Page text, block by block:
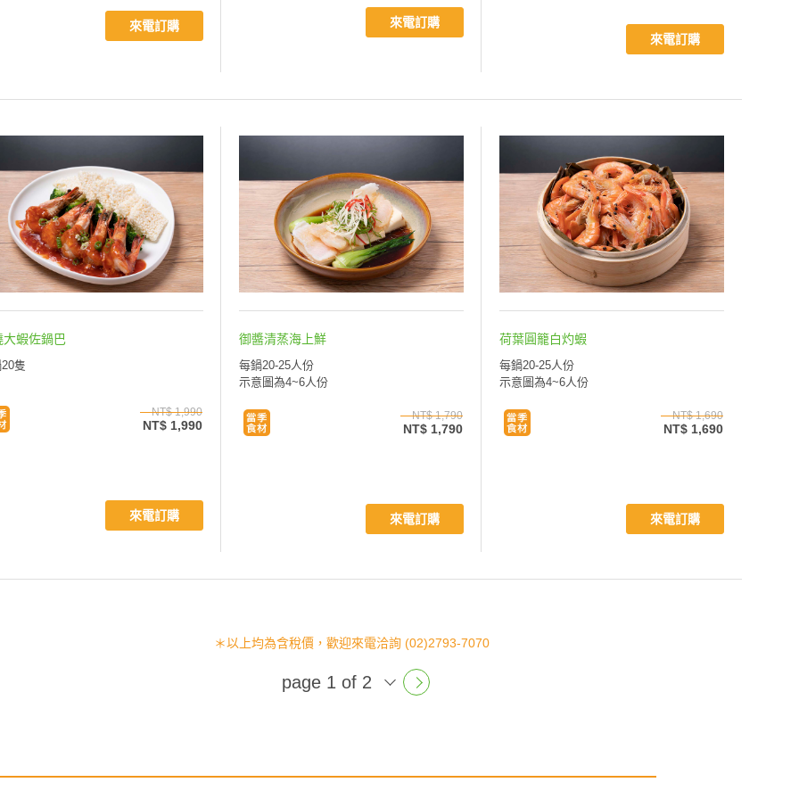
來電訂購
來電訂購
來電訂購
大蝦佐鍋巴
隻
NT$ 1,990
NT$ 1,990
來電訂購
御醬清蒸海上鮮
每鍋20-25人份
示意圖為4~6人份
NT$ 1,790
NT$ 1,790
來電訂購
荷葉圓籠白灼蝦
每鍋20-25人份
示意圖為4~6人份
NT$ 1,690
NT$ 1,690
來電訂購
＊以上均為含稅價，歡迎來電洽詢 (02)2793-7070